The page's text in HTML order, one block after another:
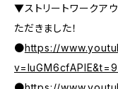
▼ストリートワークア
ただきました！
●https://